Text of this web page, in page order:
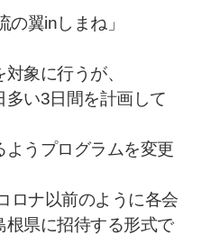
の翼inしまね」
象に行うが、
多い3日間を計画して
うプログラムを変更
ロナ以前のように各会
根県に招待する形式で